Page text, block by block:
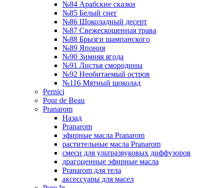
№84 Арабские сказки
№85 Белый снег
№86 Шоколадный десерт
№87 Свежескошенная трава
№88 Брызги шампанского
№89 Япония
№90 Зимняя ягода
№91 Листья смородины
№92 Необитаемый остров
№116 Мятный шоколад
Pernici
Pour de Beau
Pranarom
Назад
Pranarom
эфирные масла Pranarom
растительные масла Pranarom
смеси для ультразвуковых диффузоров
драгоценные эфирные масла
Pranarom для тела
аксессуары для масел